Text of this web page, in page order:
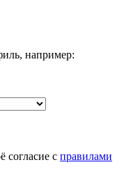
например:
согласие с правилами